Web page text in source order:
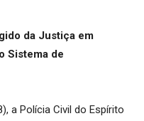
da Justiça em
Sistema de
a Polícia Civil do Espírito